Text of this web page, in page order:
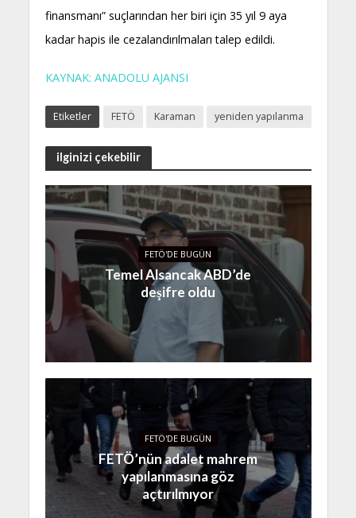
finansmanı” suçlarından her biri için 35 yıl 9 aya
kadar hapis ile cezalandırılmaları talep edildi.
KAYNAK: ANADOLU AJANSI
Etiketler FETÖ Karaman yeniden yapılanma
ilginizi çekebilir
FETÖ'DE BUGÜN
Temel Alsancak ABD’de
deşifre oldu
FETÖ'DE BUGÜN
FETÖ’nün adalet mahrem
yapılanmasına göz
açtırılmıyor